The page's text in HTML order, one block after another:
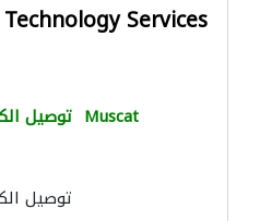
Services
توصيل Muscat
توصيل